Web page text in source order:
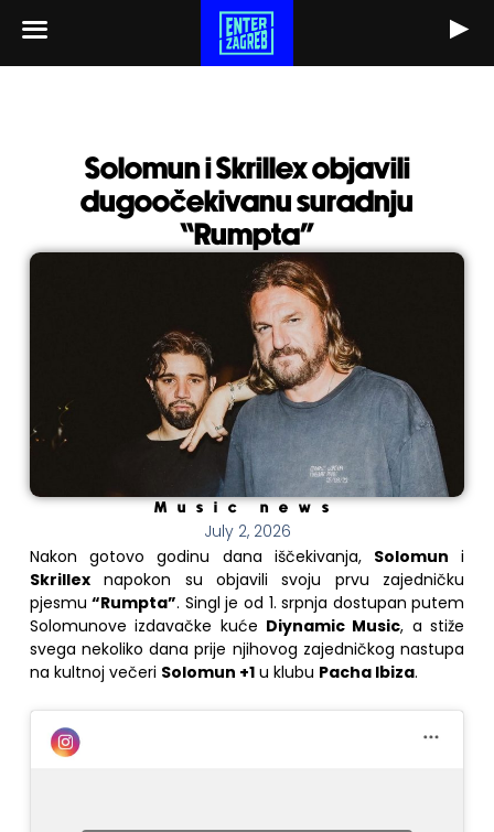
content
Solomun i Skrillex objavili
dugoočekivanu suradnju
“Rumpta”
Music news
July 2, 2026
Nakon gotovo godinu dana iščekivanja, Solomun i
Skrillexnapokon su objavili svoju prvu zajedničku
pjesmu“Rumpta”. Singl je od 1. srpnja dostupan putem
Solomunove izdavačke kuće Diynamic Music, a stiže
svega nekoliko dana prije njihovog zajedničkog nastupa
na kultnoj večeri Solomun +1u klubu Pacha Ibiza.